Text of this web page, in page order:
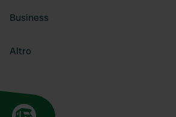
Business
Altro